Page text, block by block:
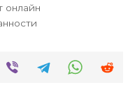
онлайн